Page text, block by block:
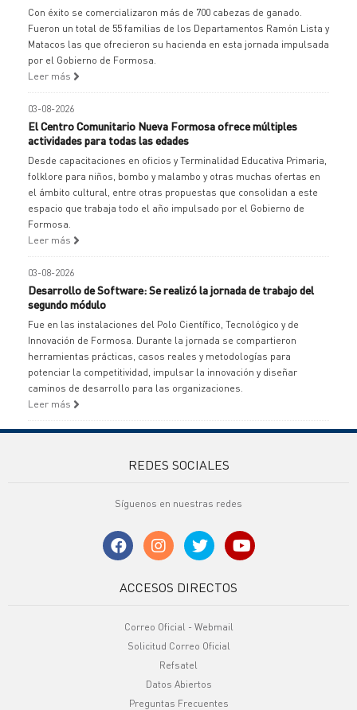
Con éxito se comercializaron más de 700 cabezas de ganado.
Fueron un total de 55 familias de los Departamentos Ramón Lista y
Matacos las que ofrecieron su hacienda en esta jornada impulsada
por el Gobierno de Formosa.
Leer más
03-08-2026
El Centro Comunitario Nueva Formosa ofrece múltiples
actividades para todas las edades
Desde capacitaciones en oficios y Terminalidad Educativa Primaria,
folklore para niños, bombo y malambo y otras muchas ofertas en
el ámbito cultural, entre otras propuestas que consolidan a este
espacio que trabaja todo el año impulsado por el Gobierno de
Formosa.
Leer más
03-08-2026
Desarrollo de Software: Se realizó la jornada de trabajo del
segundo módulo
Fue en las instalaciones del Polo Científico, Tecnológico y de
Innovación de Formosa. Durante la jornada se compartieron
herramientas prácticas, casos reales y metodologías para
potenciar la competitividad, impulsar la innovación y diseñar
caminos de desarrollo para las organizaciones.
Leer más
REDES SOCIALES
Síguenos en nuestras redes
ACCESOS DIRECTOS
Correo Oficial - Webmail
Solicitud Correo Oficial
Refsatel
Datos Abiertos
Preguntas Frecuentes